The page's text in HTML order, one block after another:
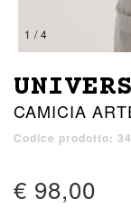
1 / 4
CAMICIA
Codice prodotto:
€ 98,00